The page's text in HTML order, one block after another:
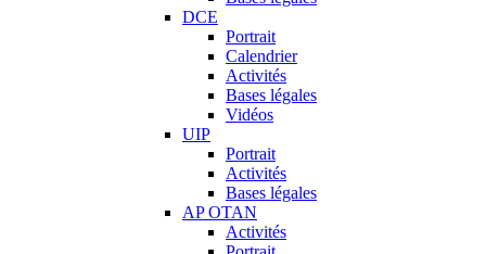
DCE
Portrait
Calendrier
Activités
Bases légales
Vidéos
UIP
Portrait
Activités
Bases légales
AP OTAN
Activités